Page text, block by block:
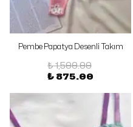
Pembe Papatya Desenli Takım
₺ 1,500.00
₺ 875.00